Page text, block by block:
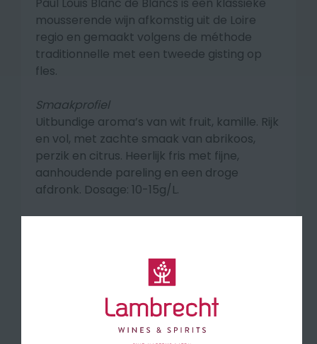
mousserende wijn afkomstig uit de Loire
regio en gemaakt volgens de méthode
traditionnelle met een tweede gisting op
fles.
Smaakprofiel
Uitbundige aroma’s van wit fruit, kamille. Rijk
en vol, met zachte smaak van abrikoos,
perzik en citrus. Heerlijk fris met fijne,
aanhoudende pareling en een droge
afdronk. Dosage: 10-15g/L.
Schenktemperatuur : 6-8°
Druivensoort
Chenin Blanc